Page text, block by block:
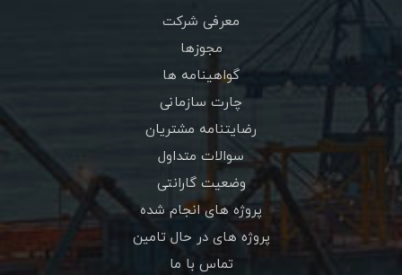
معرفی شرکت
مجوزها
گواهینامه ها
چارت سازمانی
رضایتنامه مشتریان
سوالات متداول
وضعیت گارانتی
پروژه های انجام شده
پروژه های در حال تامین
تماس با ما